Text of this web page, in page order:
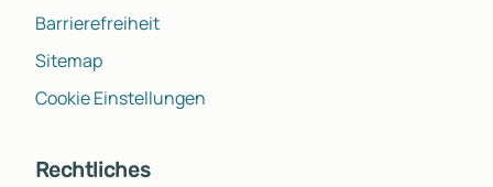
Barrierefreiheit
Sitemap
Cookie Einstellungen
Rechtliches